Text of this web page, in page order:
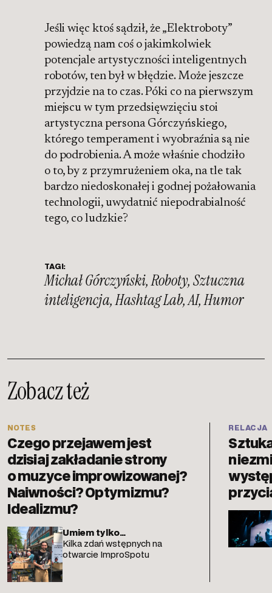
Jeśli więc ktoś sądził, że „Elektroboty”
powiedzą nam coś o jakimkolwiek
potencjale artystyczności inteligentnych
robotów, ten był w błędzie. Może jeszcze
przyjdzie na to czas. Póki co na pierwszym
miejscu w tym przedsięwzięciu stoi
artystyczna persona Górczyńskiego,
którego temperament i wyobraźnia są nie
do podrobienia. A może właśnie chodziło
o to, by z przymrużeniem oka, na tle tak
bardzo niedoskonałej i godnej pożałowania
technologii, uwydatnić niepodrabialność
tego, co ludzkie?
TAGI:
Michał Górczyński,Roboty,Sztuczna
inteligencja,Hashtag Lab,AI,Humor
Zobacz też
NOTES
Czego przejawem jest
dzisiaj zakładanie strony
o muzyce improwizowanej?
Naiwności? Optymizmu?
Idealizmu?
Umiem tylko…
Kilka zdań wstępnych na
otwarcie ImproSpotu
RELACJA